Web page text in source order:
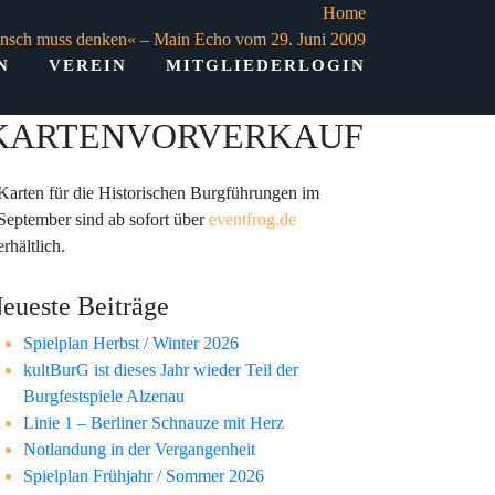
VEREIN MITGLIEDERLOGIN
Home
muss denken« – Main Echo vom 29. Juni 2009
für die Historischen Burgführungen im
sind ab sofort übereventfrog.de
Beiträge
Spielplan Herbst / Winter 2026
kultBurG ist dieses Jahr wieder Teil der
Burgfestspiele Alzenau
Linie 1 – Berliner Schnauze mit Herz
Notlandung in der Vergangenheit
Spielplan Frühjahr / Sommer 2026